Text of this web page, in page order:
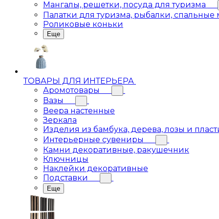
Мангалы, решетки, посуда для туризма
Палатки для туризма, рыбалки,
Роликовые коньки
Еще
ТОВАРЫ ДЛЯ ИНТЕРЬЕРА
Аромотовары
Вазы
Веера настенные
Зеркала
Изделия из бамбука, дерева, лозы и
Интерьерные сувениры
Камни декоративные, ракушечник
Ключницы
Наклейки декоративные
Подставки
Еще